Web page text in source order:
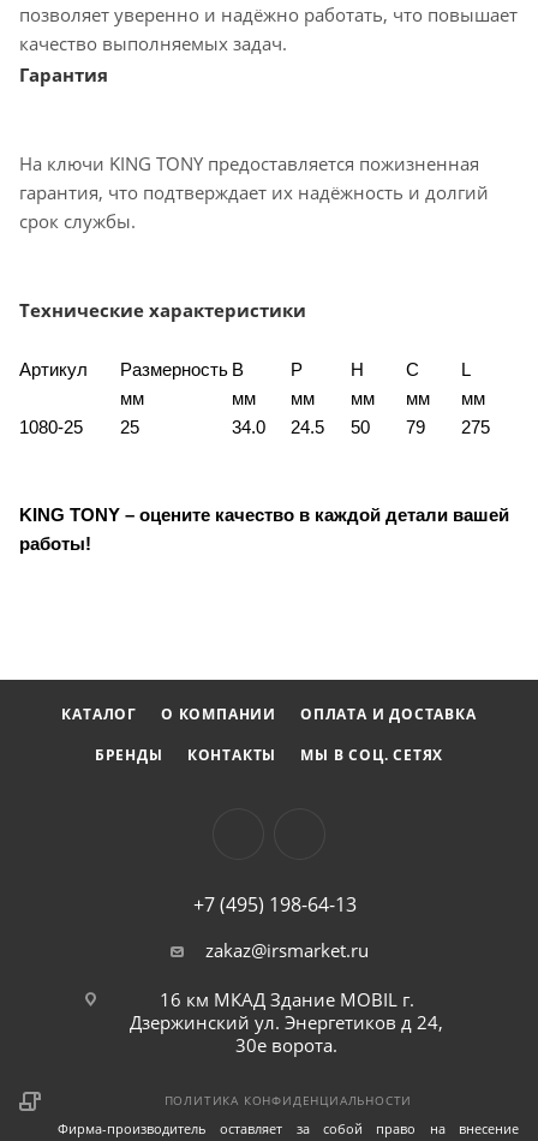
позволяет уверенно и надёжно работать, что повышает
качество выполняемых задач.
Гарантия
На ключи KING TONY предоставляется пожизненная
гарантия, что подтверждает их надёжность и долгий
срок службы.
Технические характеристики
Артикул
Размерность
мм
B
мм
P
мм
H
мм
C
мм
L
мм
1080-25
25 34.0 24.5 50 79 275
KING TONY – оцените качество в каждой детали вашей
работы!
КАТАЛОГ О КОМПАНИИ
ОПЛАТА И ДОСТАВКА
БРЕНДЫ
КОНТАКТЫ МЫ В СОЦ. СЕТЯХ
+7 (495) 198-64-13
zakaz@irsmarket.ru
16 км МКАД Здание MOBIL г.
Дзержинский ул. Энергетиков д 24,
30е ворота.
ПОЛИТИКА КОНФИДЕНЦИАЛЬНОСТИ
Фирма-производитель оставляет за собой право на внесение